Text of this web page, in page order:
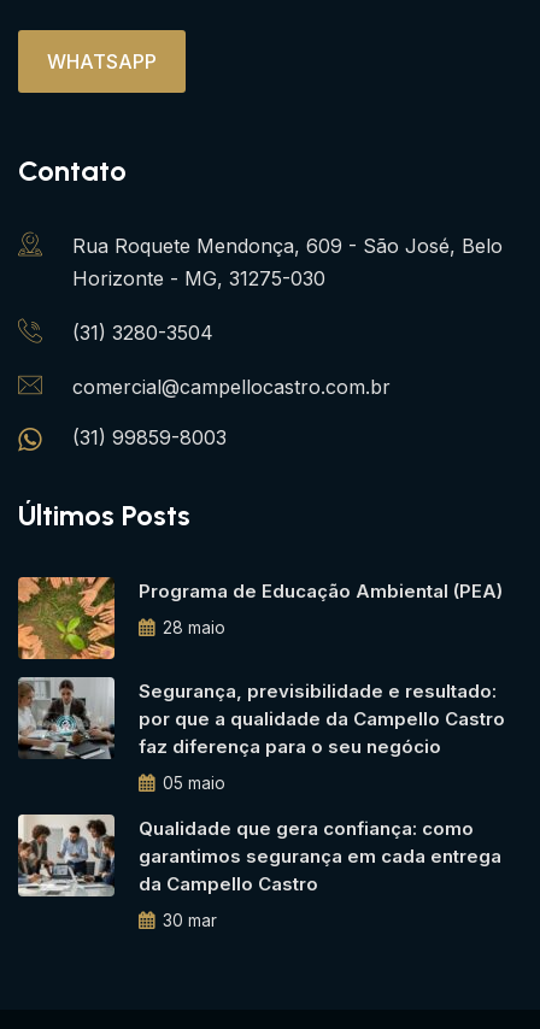
WHATSAPP
Contato
Rua Roquete Mendonça, 609 - São José, Belo
Horizonte - MG, 31275-030
(31) 3280-3504
comercial@campellocastro.com.br
(31) 99859-8003
Últimos Posts
Programa de Educação Ambiental (PEA)
28 maio
Segurança, previsibilidade e resultado:
por que a qualidade da Campello Castro
faz diferença para o seu negócio
05 maio
Qualidade que gera confiança: como
garantimos segurança em cada entrega
da Campello Castro
30 mar